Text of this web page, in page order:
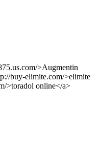
>Augmentin
buy-elimite.com/>elimite
>toradol online</a>